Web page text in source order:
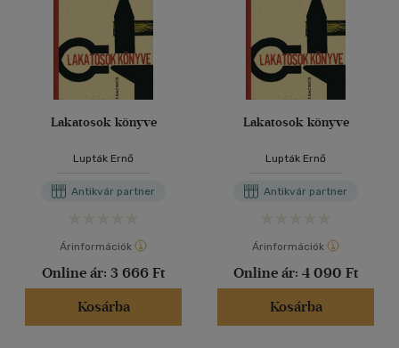
Lakatosok könyve
Lupták Ernő
Antikvár partner
Árinformációk
Online ár: 3 666 Ft
Kosárba
Lakatosok könyve
Lupták Ernő
Antikvár partner
Árinformációk
Online ár: 4 090 Ft
Kosárba